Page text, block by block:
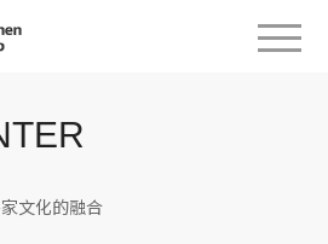
文化的融合